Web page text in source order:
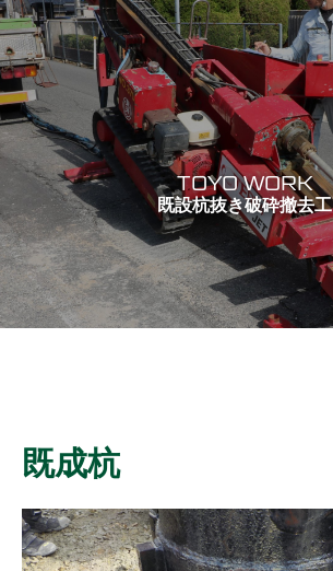
TOYO WORK
既設杭抜き破砕撤去工
既成杭